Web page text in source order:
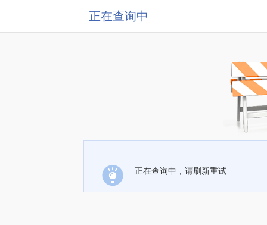
正在查询中
正在查询中，请刷新重试